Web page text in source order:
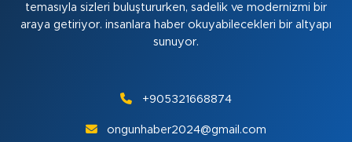
temasıyla sizleri buluştururken, sadelik ve modernizmi bir
araya getiriyor. insanlara haber okuyabilecekleri bir altyapı
sunuyor.
+905321668874
ongunhaber2024@gmail.com